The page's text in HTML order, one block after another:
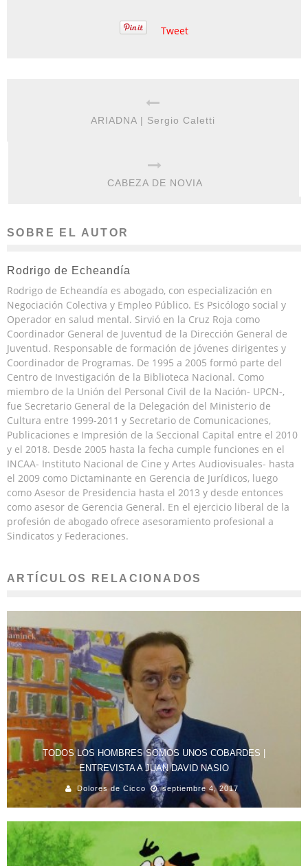
Tweet
ARIADNA | Sergio Caletti
CABEZA DE NOVIA
SOBRE EL AUTOR
Rodrigo de Echeandía
Rodrigo de Echeandía es abogado, con especialización en
Negociación Colectiva y Empleo Público. Es Psicólogo social y
Operador en salud mental. Sirvió en la Cruz Roja como
Coordinador General de Juventud de la Dirección General de
Juventud. Responsable de formación de jóvenes dirigentes y
Coordinador de Programas. De 1995 a 2005 formó parte del
Centro de Investigación de la Biblioteca Nacional. Como
miembro de la Unión del Personal Civil de la Nación- UPCN-,
fue Secretario General de la Delegación del Ministerio de
Cultura entre 1999-2011 y Secretario de Comunicaciones,
Publicaciones e Impresión de la Seccional Capital entre el 2010
y el 2018. Desde 2005 hasta la fecha cumple funciones en el
INCAA- Instituto Nacional de Cine y Artes Audiovisuales- hasta
el 2009 como Dictaminante en Gerencia de Jurídicos, luego
como Asesor de Presidencia hasta el 2013 y desde entonces
como asesor de Gerencia General. En el ejercicio liberal de la
profesión de abogado ofrece asesoramiento profesional a
Sindicatos y Federaciones.
ARTÍCULOS RELACIONADOS
TODOS LOS HOMBRES SOMOS UNOS COBARDES |
ENTREVISTA A JUAN DAVID NASIO
Dolores de Cicco septiembre 4, 2017